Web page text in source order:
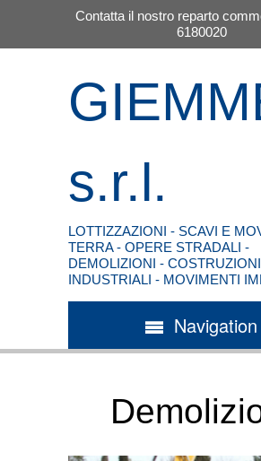
Contatta il nostro reparto
6180020
s.r.l.
LOTTIZZAZIONI - SCAVI E
TERRA - OPERE STRADALI -
DEMOLIZIONI -
INDUSTRIALI - MOVIMENTI
Navigation